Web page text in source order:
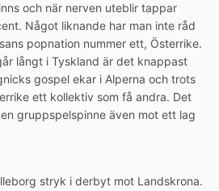
och när nerven uteblir tappar
Något liknande har man inte råd
popnation nummer ett, Österrike.
långt i Tyskland är det knappast
gospel ekar i Alperna och trots
ett kollektiv som få andra. Det
gruppspelspinne även mot ett lag
stryk i derbyt mot Landskrona.